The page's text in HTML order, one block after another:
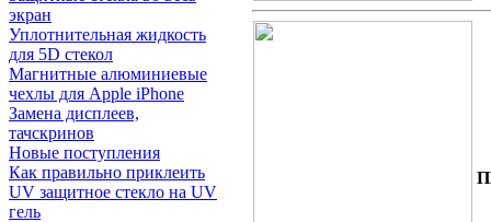
экран
Уплотнительная жидкость
для 5D стекол
Магнитные алюминиевые
чехлы для Apple iPhone
Замена дисплеев,
тачскринов
Новые поступления
Как правильно приклеить
UV защитное стекло на UV
гель